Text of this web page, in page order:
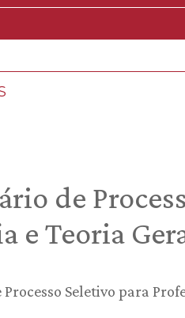
de
e Teoria
Seletivo para